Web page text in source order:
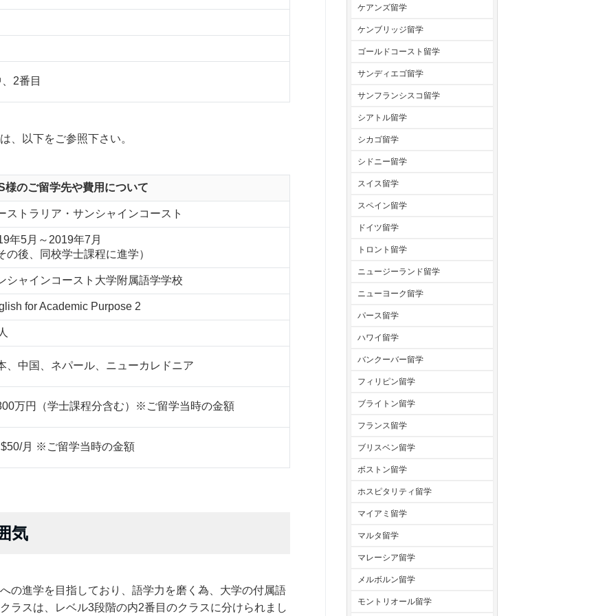
2番目
、以下をご参照下さい。
様のご留学先や費用について
ストラリア・サンシャインコースト
年5月～2019年7月
の後、同校学士課程に進学）
シャインコースト大学附属語学学校
for Academic Purpose 2
、中国、ネパール、ニューカレドニア
万円（学士課程分含む）※ご留学当時の金額
月 ※ご留学当時の金額
気
の進学を目指しており、語学力を磨く為、大学の付属語
ラスは、レベル3段階の内2番目のクラスに分けられまし
ケアンズ留学
ケンブリッジ留学
ゴールドコースト留学
サンディエゴ留学
サンフランシスコ留学
シアトル留学
シカゴ留学
シドニー留学
スイス留学
スペイン留学
ドイツ留学
トロント留学
ニュージーランド留学
ニューヨーク留学
パース留学
ハワイ留学
バンクーバー留学
フィリピン留学
ブライトン留学
フランス留学
ブリスベン留学
ボストン留学
ホスピタリティ留学
マイアミ留学
マルタ留学
マレーシア留学
メルボルン留学
モントリオール留学